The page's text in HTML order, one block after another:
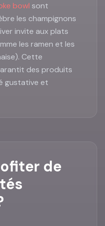
bowl sont
les champignons
invite aux plats
les ramen et les
Cette
des produits
gustative et
de